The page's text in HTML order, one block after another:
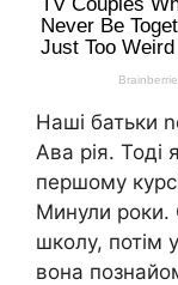
Наші батьки
Ава рія.
першому
Минули роки.
школу, потім
вона